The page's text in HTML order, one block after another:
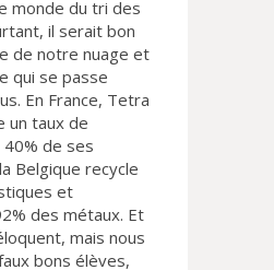
monde du tri des
il serait bon
de notre nuage et
qui se passe
En France, Tetra
un taux de
de ses
Belgique recycle
et
des métaux. Et
mais nous
bons élèves,